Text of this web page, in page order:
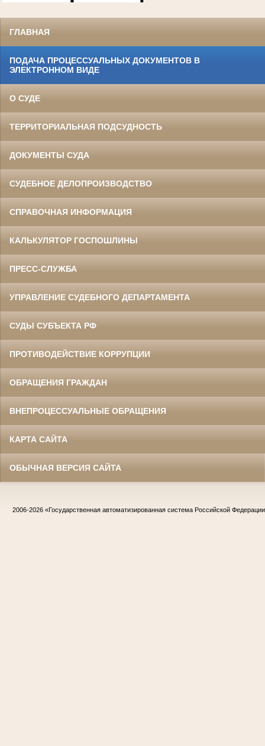
ГЛАВНАЯ
ПОДАЧА ПРОЦЕССУАЛЬНЫХ ДОКУМЕНТОВ В
ЭЛЕКТРОННОМ ВИДЕ
О СУДЕ
ТЕРРИТОРИАЛЬНАЯ ПОДСУДНОСТЬ
ДОКУМЕНТЫ СУДА
СУДЕБНОЕ ДЕЛОПРОИЗВОДСТВО
СПРАВОЧНАЯ ИНФОРМАЦИЯ
КАЛЬКУЛЯТОР ГОСПОШЛИНЫ
ПРЕСС-СЛУЖБА
УПРАВЛЕНИЕ СУДЕБНОГО ДЕПАРТАМЕНТА
СУДЫ СУБЪЕКТА РФ
ПРОТИВОДЕЙСТВИЕ КОРРУПЦИИ
ОБРАЩЕНИЯ ГРАЖДАН
ВНЕПРОЦЕССУАЛЬНЫЕ ОБРАЩЕНИЯ
КАРТА САЙТА
ОБЫЧНАЯ ВЕРСИЯ САЙТА
2006-2026 «Государственная автоматизированная система Российской